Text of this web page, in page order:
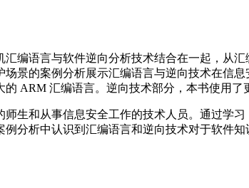
编语言与软件逆向分析技术结合在一起，从
景的案例分析展示汇编语言与逆向技术在信
ARM 汇编语言。逆向技术部分，本书使用了
生和从事信息安全工作的技术人员。通过学
分析中认识到汇编语言和逆向技术对于软件